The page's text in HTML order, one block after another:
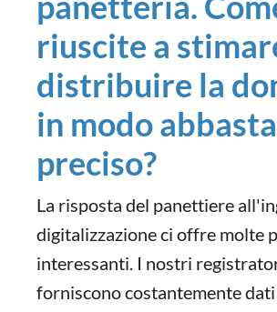
riuscite a
distribuire la
in modo
preciso?
La risposta del panettiere
digitalizzazione ci offre molte
interessanti. I nostri
forniscono costantemente